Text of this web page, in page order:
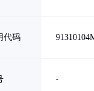
代码
-